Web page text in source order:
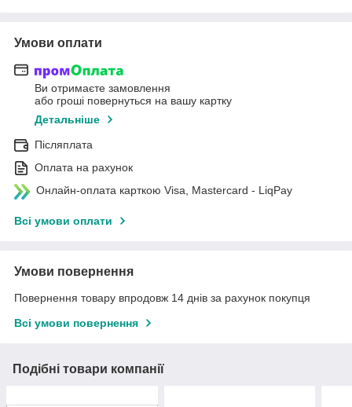
Умови оплати
Ви отримаєте замовлення
або гроші повернуться на вашу картку
Детальніше
Післяплата
Оплата на рахунок
Онлайн-оплата карткою Visa, Mastercard - LiqPay
Всі умови оплати
Умови повернення
Повернення товару впродовж 14 днів за рахунок покупця
Всі умови повернення
Подібні товари компанії